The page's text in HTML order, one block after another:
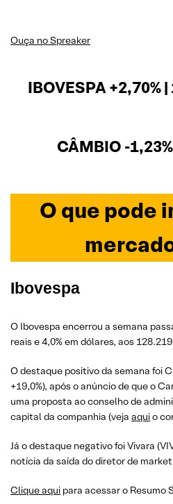
Ouça no Spreaker
IBOVESPA +2,70%
CÂMBIO -
O que pode
Ibovespa
O Ibovespa encerrou a semana
reais e 4,0% em dólares, aos
O destaque positivo da semana foi
+19,0%), após o anúncio de que o
uma proposta ao conselho de
capital da companhia (veja aquio
Já o destaque negativo foi Vivara
notícia da saída do diretor de
Clique aqui para acessar o Resumo